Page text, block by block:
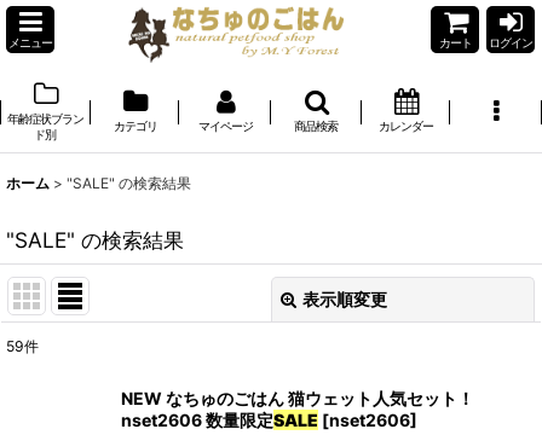
メニュー カート ログイン
年齢症状ブラン
ド別
カテゴリ マイページ 商品検索 カレンダー
ホーム > "SALE" の検索結果
"SALE" の検索結果
表示順変更
59件
NEW なちゅのごはん 猫ウェット人気セット！
nset2606 数量限定SALE [nset2606]